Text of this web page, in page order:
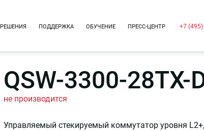
РЕШЕНИЯ ПОДДЕРЖКА ОБУЧЕНИЕ ПРЕСС-ЦЕНТР +7 (495)
QSW-3300-28TX-
не производится
Управляемый стекируемый коммутатор уровня